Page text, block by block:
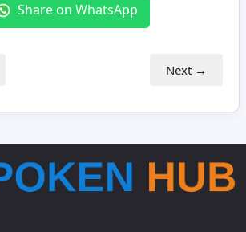
Share on WhatsApp
Next →